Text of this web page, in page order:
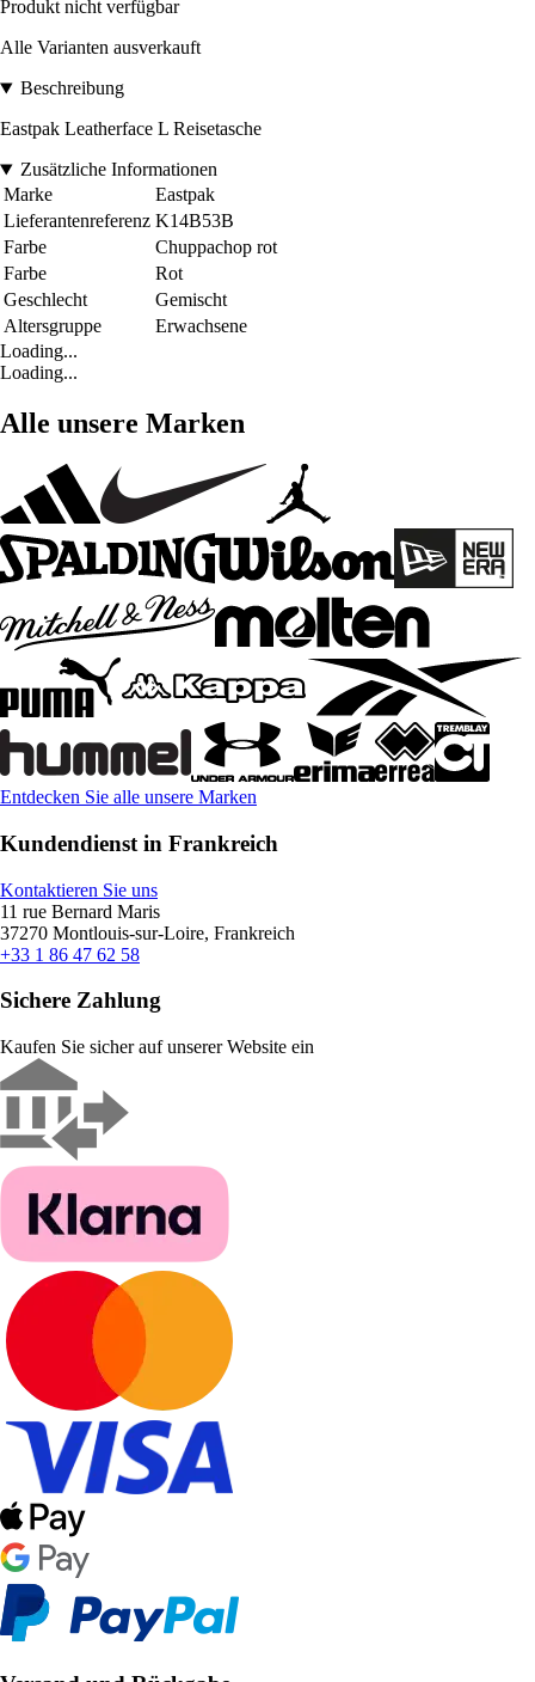
Produkt nicht verfügbar
Alle Varianten ausverkauft
Beschreibung
Eastpak Leatherface L Reisetasche
Zusätzliche Informationen
Marke
Eastpak
Lieferantenreferenz K14B53B
Farbe
Chuppachop rot
Farbe
Rot
Geschlecht
Gemischt
Altersgruppe
Erwachsene
Loading...
Loading...
Alle unsere Marken
Entdecken Sie alle unsere Marken
Kundendienst in Frankreich
Kontaktieren Sie uns
11 rue Bernard Maris
37270 Montlouis-sur-Loire, Frankreich
+33 1 86 47 62 58
Sichere Zahlung
Kaufen Sie sicher auf unserer Website ein